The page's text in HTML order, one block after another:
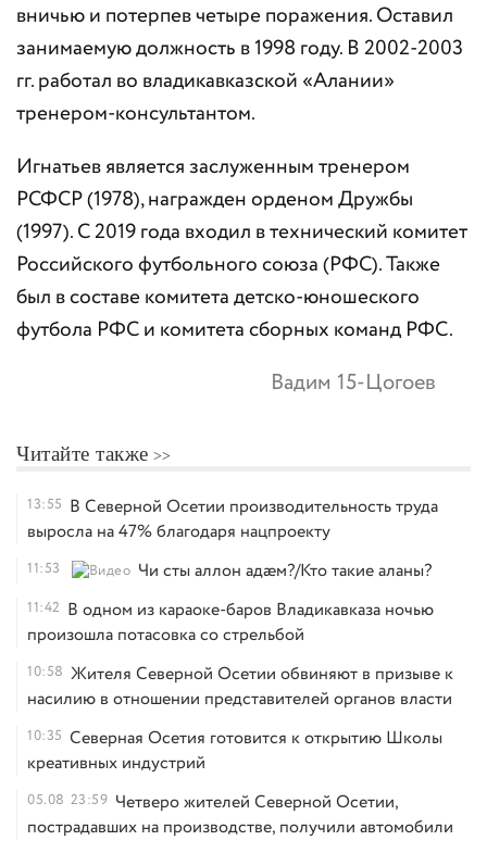
вничью и потерпев четыре поражения. Оставил
занимаемую должность в 1998 году. В 2002-2003
гг. работал во владикавказской «Алании»
тренером-консультантом.
Игнатьев является заслуженным тренером
РСФСР (1978), награжден орденом Дружбы
(1997). С 2019 года входил в технический комитет
Российского футбольного союза (РФС). Также
был в составе комитета детско-юношеского
футбола РФС и комитета сборных команд РФС.
Вадим 15-Цогоев
Читайте также
13:55 В Северной Осетии производительность труда
выросла на 47% благодаря нацпроекту
11:53 Чи сты аллон адæм?/Кто такие аланы?
11:42 В одном из караоке-баров Владикавказа ночью
произошла потасовка со стрельбой
10:58 Жителя Северной Осетии обвиняют в призыве к
насилию в отношении представителей органов власти
10:35 Северная Осетия готовится к открытию Школы
креативных индустрий
05.08 23:59 Четверо жителей Северной Осетии,
пострадавших на производстве, получили автомобили